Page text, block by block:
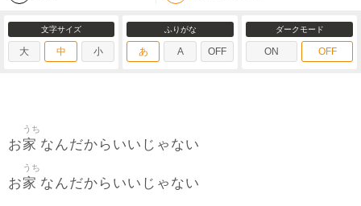
文字サイズ
大 中 小
ふりがな
あ A OFF
ダークモード
ON OFF
お家
うち
なんだからいいじゃない
お家
うち
なんだからいいじゃない